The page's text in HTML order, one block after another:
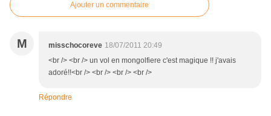
Ajouter un commentaire
M misschocoreve 18/07/2011 20:49
<br /> <br /> un vol en mongolfiere c'est magique !! j'avais
adoré!!<br /> <br /> <br /> <br />
Répondre